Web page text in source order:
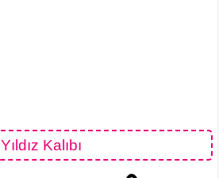
Yıldız Kalıbı